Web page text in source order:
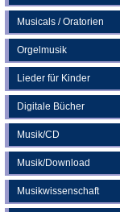
Musicals / Oratorien
Orgelmusik
Lieder für Kinder
Digitale Bücher
Musik/CD
Musik/Download
Musikwissenschaft